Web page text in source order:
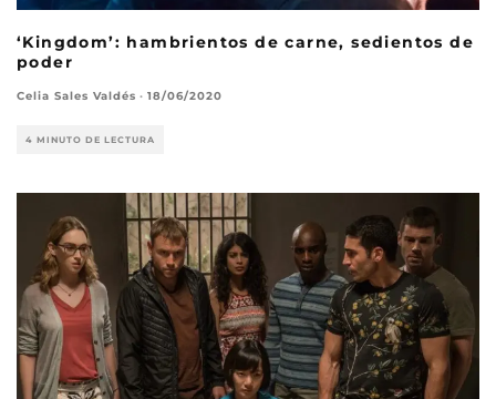
‘Kingdom’: hambrientos de carne, sedientos de
poder
Celia Sales Valdés · 18/06/2020
4 MINUTO DE LECTURA